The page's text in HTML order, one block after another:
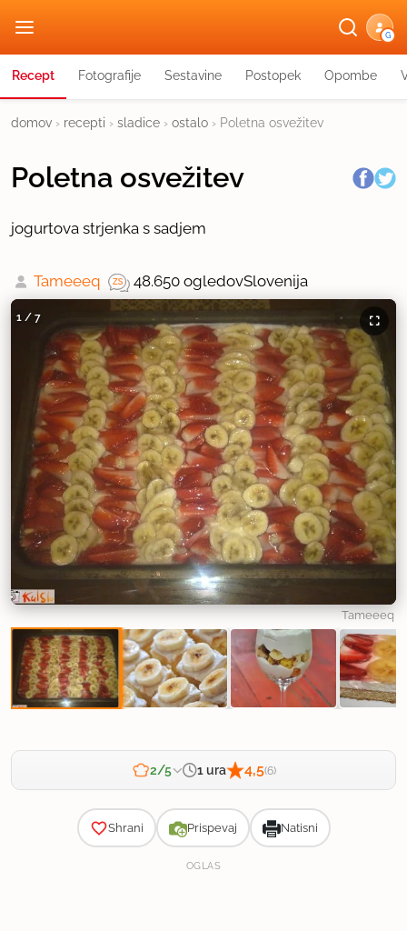
G
Recept Fotografije Sestavine Postopek Opombe
domov › recepti › sladice › ostalo › Poletna osvežitev
Poletna osvežitev
jogurtova strjenka s sadjem
Tameeeq 48.650 ogledovSlovenija
1 / 7
Tameeeq
2/5 1 ura 4,5(6)
Shrani Prispevaj Natisni
OGLAS